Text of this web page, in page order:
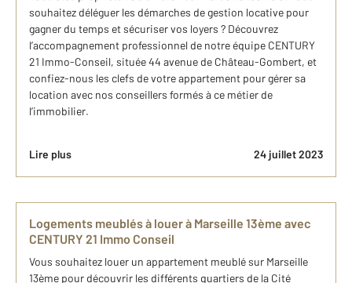
souhaitez déléguer les démarches de gestion locative pour
gagner du temps et sécuriser vos loyers ? Découvrez
l’accompagnement professionnel de notre équipe CENTURY
21 Immo-Conseil, située 44 avenue de Château-Gombert, et
confiez-nous les clefs de votre appartement pour gérer sa
location avec nos conseillers formés à ce métier de
l’immobilier.
Lire plus 24 juillet 2023
Logements meublés à louer à Marseille 13ème avec
CENTURY 21 Immo Conseil
Vous souhaitez louer un appartement meublé sur Marseille
13ème pour découvrir les différents quartiers de la Cité